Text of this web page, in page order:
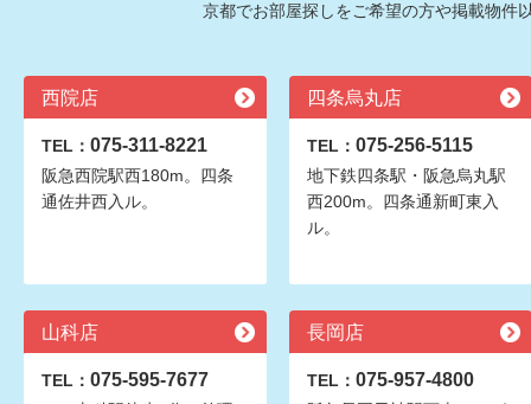
京都でお部屋探しをご希望の方や掲載物件
西院店
TEL： 075-311-8221
阪急西院駅西180m。四条
通佐井西入ル。
四条烏丸店
TEL： 075-256-5115
地下鉄四条駅・阪急烏丸駅
西200m。四条通新町東入
ル。
山科店
TEL： 075-595-7677
長岡店
TEL： 075-957-4800